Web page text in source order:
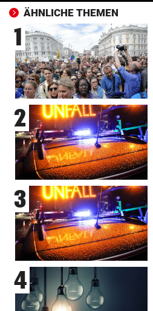
ÄHNLICHE THEMEN
1
2
3
4